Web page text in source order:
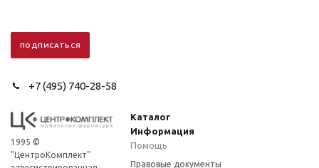
+7 (495) 740-28-58
1995 ©
"ЦентроКомплект"
Каталог
Информация
Помощь
Правовые документы